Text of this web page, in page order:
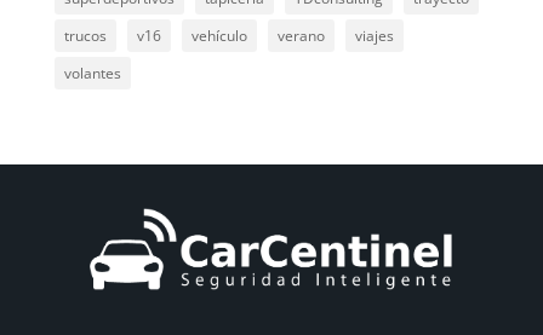
trucos
v16 vehículo verano
viajes
volantes